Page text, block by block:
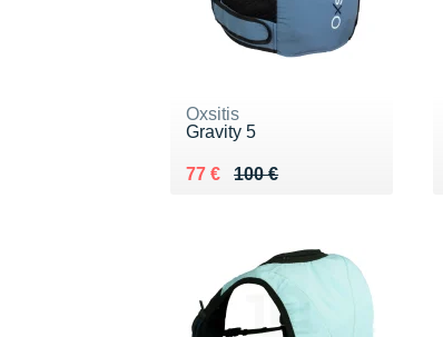
Oxsitis
Gravity 5
100 €
Au lieu de 100 €
77 €
Vendu 77 €